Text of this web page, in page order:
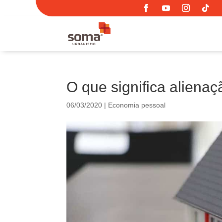
O que significa
06/03/2020 | Economia pessoal